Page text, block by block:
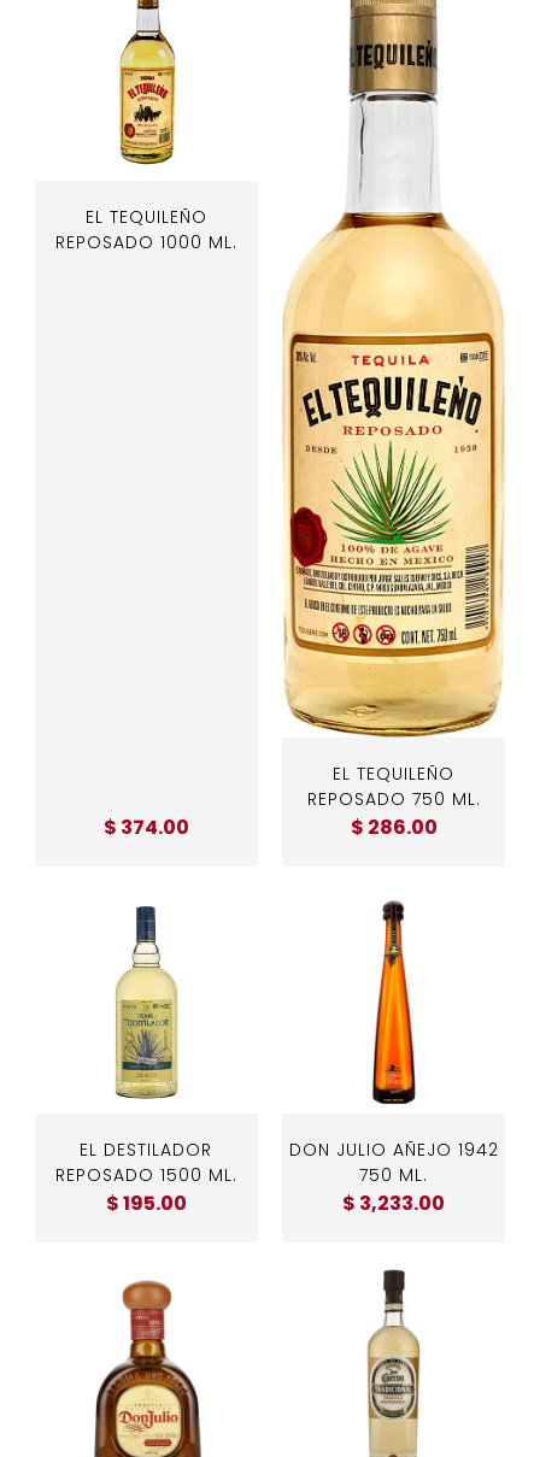
EL TEQUILEÑO
REPOSADO 1000 ML.
$ 374.00
EL TEQUILEÑO
REPOSADO 750 ML.
$ 286.00
EL DESTILADOR
REPOSADO 1500 ML.
$ 195.00
DON JULIO AÑEJO 1942
750 ML.
$ 3,233.00